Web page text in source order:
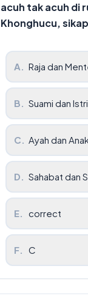
acuh tak acuh di
Khonghucu,
A. Raja dan
B. Suami dan Istri.
C. Ayah dan
D. Sahabat dan
E. correct
F. C